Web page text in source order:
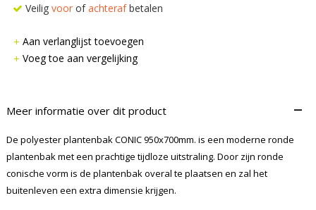
Veilig voorofachterafbetalen
Aan verlanglijst toevoegen
Voeg toe aan vergelijking
Meer informatie over dit product –
De polyester plantenbak CONIC 950x700mm. is een moderne ronde
plantenbak met een prachtige tijdloze uitstraling. Door zijn ronde
conische vorm is de plantenbak overal te plaatsen en zal het
buitenleven een extra dimensie krijgen.